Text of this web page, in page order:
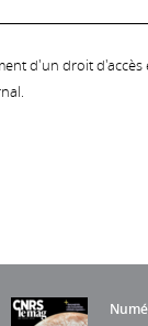
d'un droit